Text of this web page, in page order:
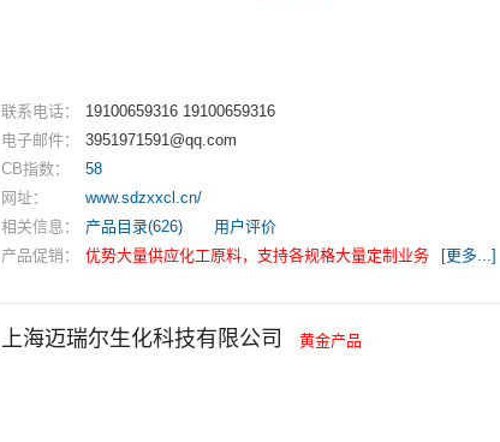
联系电话：
19100659316 19100659316
电子邮件：
3951971591@qq.com
CB指数：
58
网址：
www.sdzxxcl.cn/
相关信息：
产品目录(626)
用户评价
产品促销：
优势大量供应化工原料，支持各规格大量定制业务 [更多...]
上海迈瑞尔生化科技有限公司 黄金产品